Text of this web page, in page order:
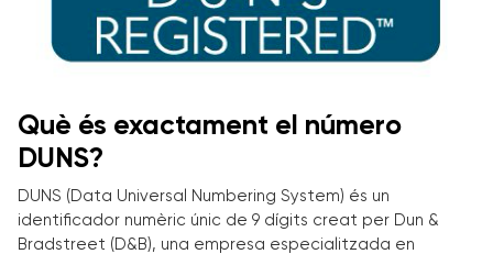
Què és exactament el número
DUNS?
DUNS (Data Universal Numbering System) és un
identificador numèric únic de 9 dígits creat per Dun &
Bradstreet (D&B), una empresa especialitzada en